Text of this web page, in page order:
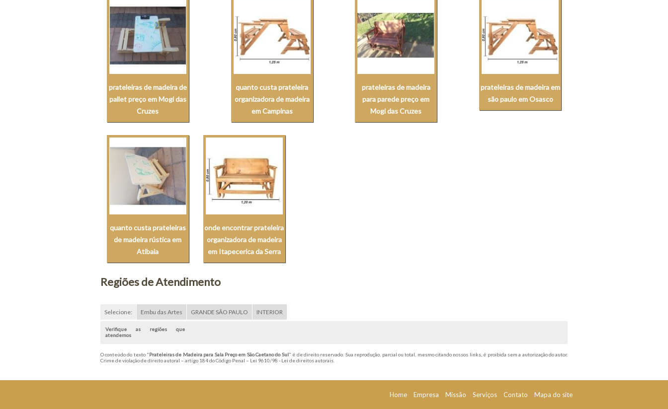
prateleiras de madeira de
pallet preço em Mogi das
Cruzes
quanto custa prateleira
organizadora de madeira
em Campinas
prateleiras de madeira
para parede preço em
Mogi das Cruzes
prateleiras de madeira em
são paulo em Osasco
quanto custa prateleiras
de madeira rústica em
Atibaia
onde encontrar prateleira
organizadora de madeira
em Itapecerica da Serra
Regiões de Atendimento
Selecione: Embu das Artes GRANDE SÃO PAULO INTERIOR
Verifique as regiões que
atendemos
O conteúdo do texto "Prateleiras de Madeira para Sala Preço em São Caetano do Sul" é de direito reservado. Sua reprodução, parcial ou total, mesmo citando nossos links, é proibida sem a autorização do autor.
Crime de violação de direito autoral – artigo 184 do Código Penal – Lei 9610/98 - Lei de direitos autorais.
Home Empresa Missão Serviços Contato Mapa do site